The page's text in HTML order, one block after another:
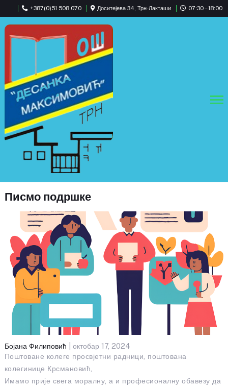
+387(0)51 508 070 Доситејева 34, Трн-Лакташи 07:30 – 18:00
Писмо подршке
Бојана Филиповић | октобар 17, 2024
Поштоване колеге просвјетни радници, поштована
колегинице Крсмановић,
Имамо прије свега моралну, а и професионалну обавезу да